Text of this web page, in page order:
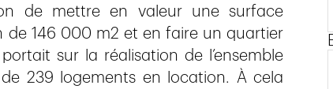
de mettre en valeur une surface
de 146 000 m2 et en faire un quartier
sur la réalisation de l’ensemble
239 logements en location. À cela